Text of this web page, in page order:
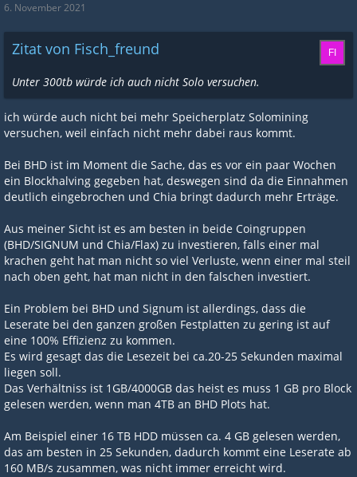
6. November 2021
Zitat von Fisch_freund
Unter 300tb würde ich auch nicht Solo versuchen.
ich würde auch nicht bei mehr Speicherplatz Solomining
versuchen, weil einfach nicht mehr dabei raus kommt.
Bei BHD ist im Moment die Sache, das es vor ein paar Wochen
ein Blockhalving gegeben hat, deswegen sind da die Einnahmen
deutlich eingebrochen und Chia bringt dadurch mehr Erträge.
Aus meiner Sicht ist es am besten in beide Coingruppen
(BHD/SIGNUM und Chia/Flax) zu investieren, falls einer mal
krachen geht hat man nicht so viel Verluste, wenn einer mal steil
nach oben geht, hat man nicht in den falschen investiert.
Ein Problem bei BHD und Signum ist allerdings, dass die
Leserate bei den ganzen großen Festplatten zu gering ist auf
eine 100% Effizienz zu kommen.
Es wird gesagt das die Lesezeit bei ca.20-25 Sekunden maximal
liegen soll.
Das Verhältniss ist 1GB/4000GB das heist es muss 1 GB pro Block
gelesen werden, wenn man 4TB an BHD Plots hat.
Am Beispiel einer 16 TB HDD müssen ca. 4 GB gelesen werden,
das am besten in 25 Sekunden, dadurch kommt eine Leserate ab
160 MB/s zusammen, was nicht immer erreicht wird.